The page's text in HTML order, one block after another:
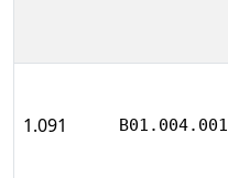
1.091 B01.004.001